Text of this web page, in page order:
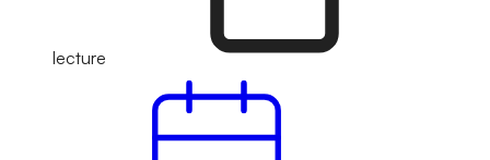
lecture